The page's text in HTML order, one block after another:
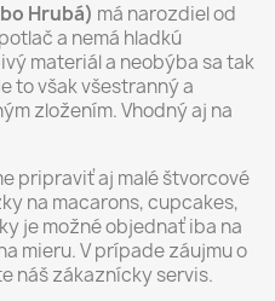
Hrubá) má narozdiel od
a nemá hladkú
materiál a neobýba sa tak
to však všestranný a
zložením. Vhodný aj na
pripraviť aj malé štvorcové
na macarons, cupcakes,
je možné objednať iba na
mieru. V prípade záujmu o
náš zákaznícky servis.